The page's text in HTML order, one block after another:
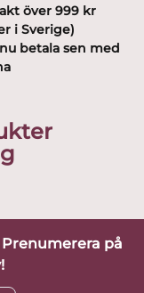
över 999 kr
i Sverige)
betala sen med
på